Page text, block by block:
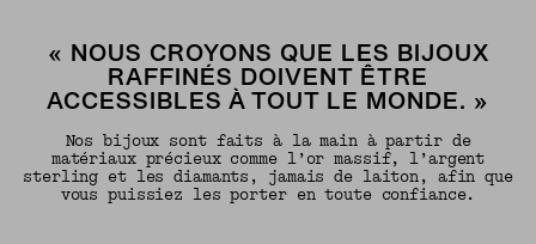
« NOUS CROYONS QUE LES BIJOUX
RAFFINÉS DOIVENT ÊTRE
ACCESSIBLES À TOUT LE MONDE. »
Nos bijoux sont faits à la main à partir de
matériaux précieux comme l’or massif, l’argent
sterling et les diamants, jamais de laiton, afin que
vous puissiez les porter en toute confiance.